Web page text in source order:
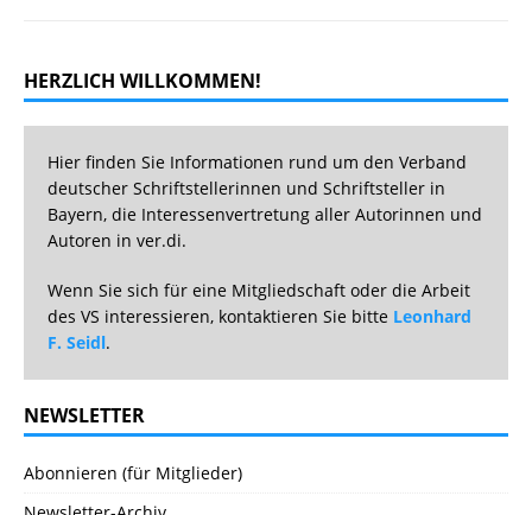
HERZLICH WILLKOMMEN!
Hier finden Sie Informationen rund um den Verband
deutscher Schriftstellerinnen und Schriftsteller in
Bayern, die Interessenvertretung aller Autorinnen und
Autoren in ver.di.
Wenn Sie sich für eine Mitgliedschaft oder die Arbeit
des VS interessieren, kontaktieren Sie bitte Leonhard
F. Seidl.
NEWSLETTER
Abonnieren (für Mitglieder)